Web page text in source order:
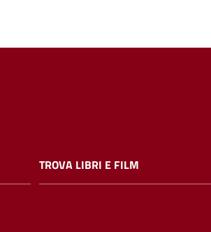
TROVA LIBRI E FILM